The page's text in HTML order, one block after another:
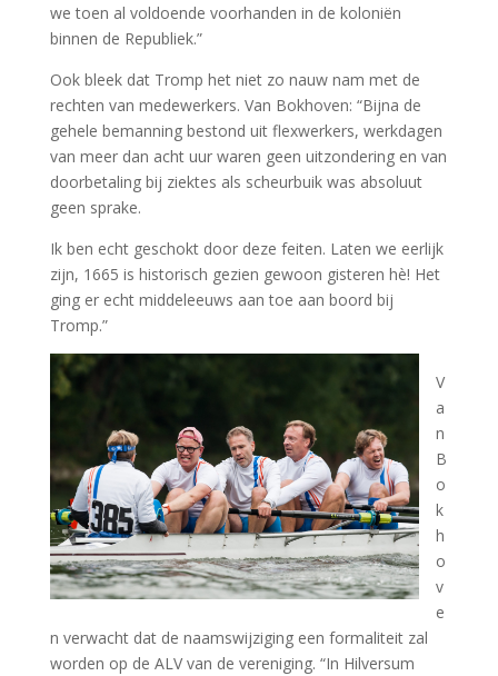
we toen al voldoende voorhanden in de koloniën
binnen de Republiek.”
Ook bleek dat Tromp het niet zo nauw nam met de
rechten van medewerkers. Van Bokhoven: “Bijna de
gehele bemanning bestond uit flexwerkers, werkdagen
van meer dan acht uur waren geen uitzondering en van
doorbetaling bij ziektes als scheurbuik was absoluut
geen sprake.
Ik ben echt geschokt door deze feiten. Laten we eerlijk
zijn, 1665 is historisch gezien gewoon gisteren hè! Het
ging er echt middeleeuws aan toe aan boord bij
Tromp.”
V
a
n
B
o
k
h
o
v
e
n verwacht dat de naamswijziging een formaliteit zal
worden op de ALV van de vereniging. “In Hilversum